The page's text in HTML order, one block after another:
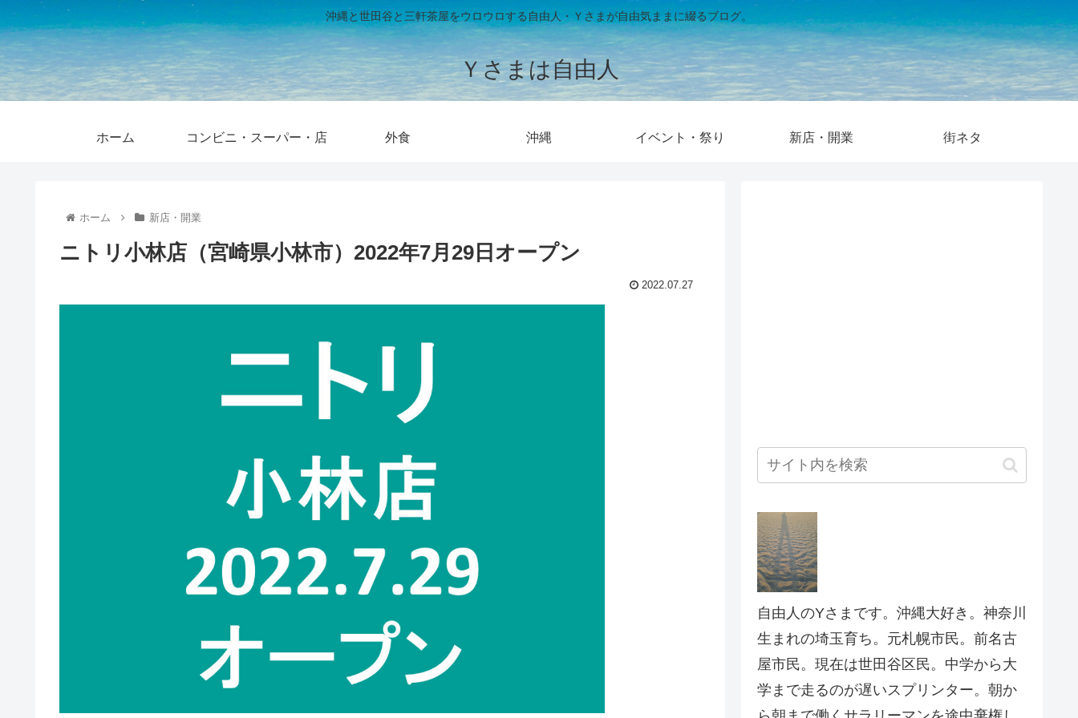
沖縄と世田谷と三軒茶屋をウロウロする自由人・Ｙさまが自由気ままに綴るブログ。
Ｙさまは自由人
ホーム コンビニ・スーパー・店 外食 沖縄 イベント・祭り 新店・開業 街ネタ
ホーム 新店・開業
ニトリ小林店（宮崎県小林市）2022年7月29日オープン
2022.07.27
自由人のYさまです。沖縄大好き。神奈川
生まれの埼玉育ち。元札幌市民。前名古
屋市民。現在は世田谷区民。中学から大
学まで走るのが遅いスプリンター。朝か